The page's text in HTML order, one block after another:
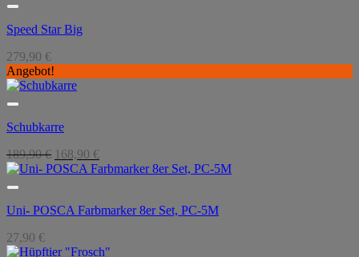
Speed Star Big
279,90 €
Angebot!
Schubkarre
189,90€ Ursprünglicher
Preis
168,90 €Aktueller
Preis
Uni- POSCA Farbmarker 8er Set, PC-5M
27,90 €